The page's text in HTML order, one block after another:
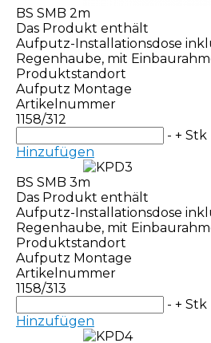
BS SMB 2m
Das Produkt enthält
Aufputz-Installationsdose
Regenhaube, mit
Produktstandort
Aufputz Montage
Artikelnummer
1158/312
- + Stk
Hinzufügen
BS SMB 3m
Das Produkt enthält
Aufputz-Installationsdose
Regenhaube, mit
Produktstandort
Aufputz Montage
Artikelnummer
1158/313
- + Stk
Hinzufügen